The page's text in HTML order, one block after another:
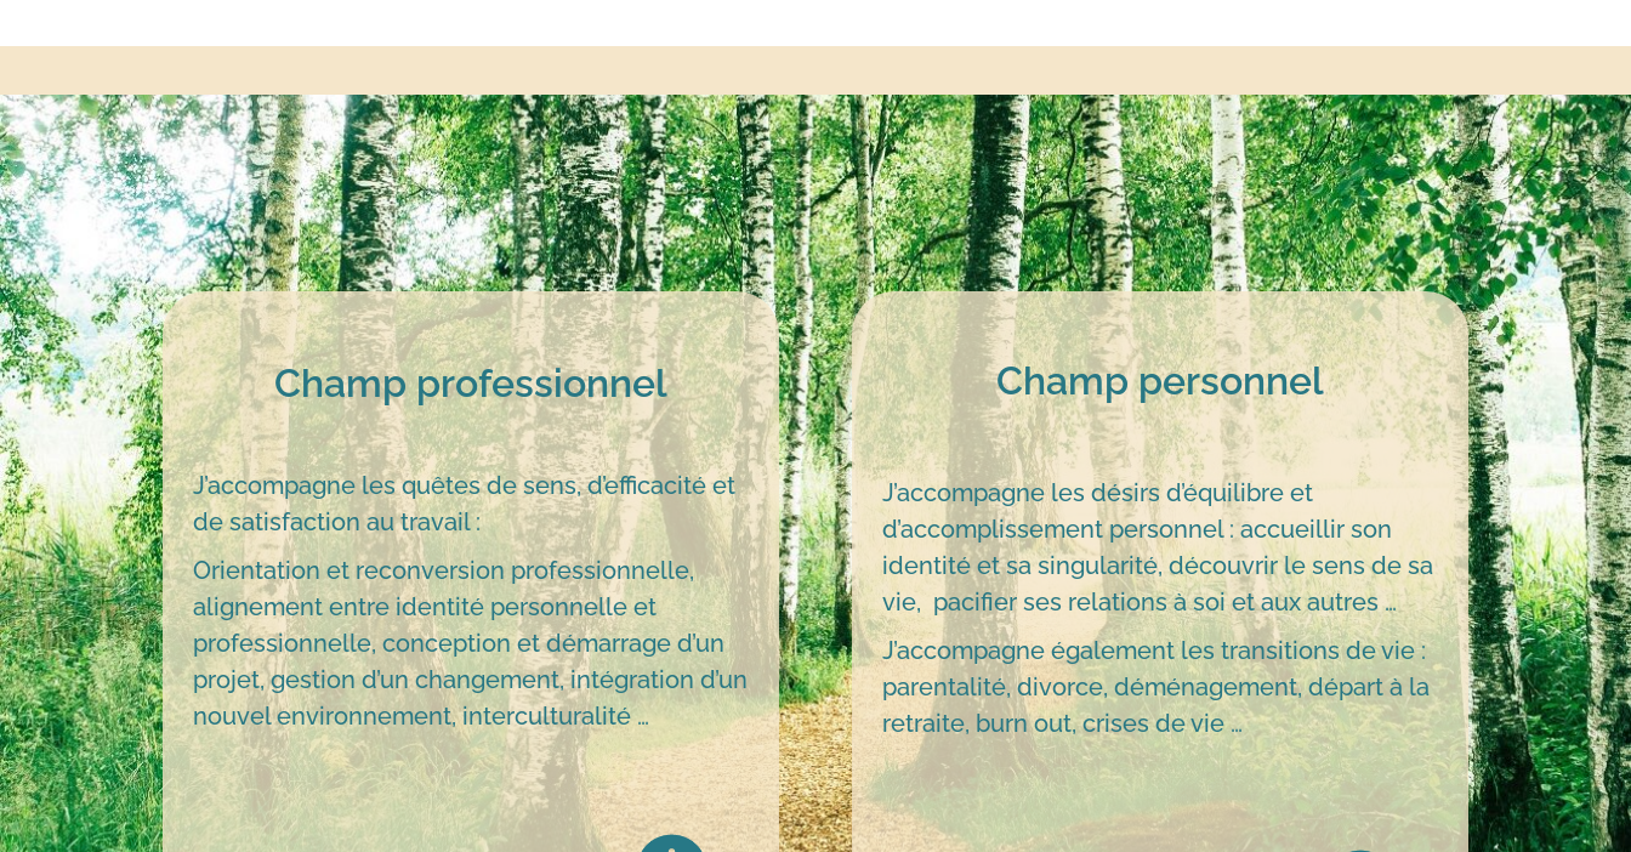
Champ professionnel
J’accompagne les quêtes de sens, d’efficacité et
de satisfaction au travail :
Orientation et reconversion professionnelle,
alignement entre identité personnelle et
professionnelle, conception et démarrage d’un
projet, gestion d’un changement, intégration d’un
nouvel environnement, interculturalité …
Champ personnel
J’accompagne les désirs d’équilibre et
d’accomplissement personnel : accueillir son
identité et sa singularité, découvrir le sens de sa
vie, pacifier ses relations à soi et aux autres …
J’accompagne également les transitions de vie :
parentalité, divorce, déménagement, départ à la
retraite, burn out, crises de vie …